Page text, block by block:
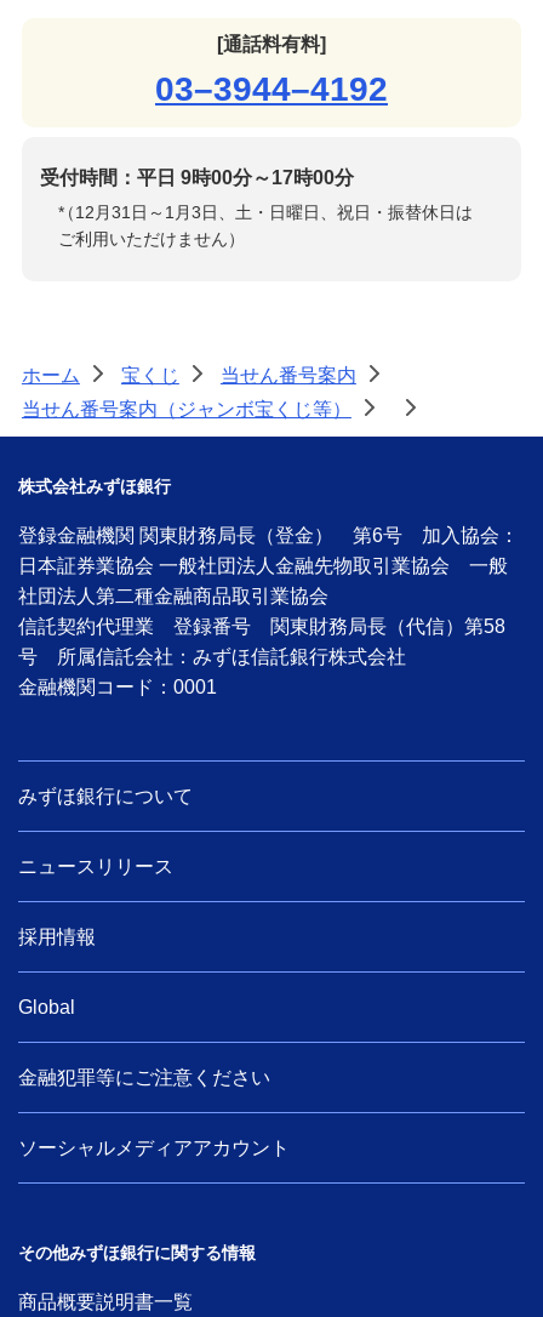
[通話料有料]
03–3944–4192
受付時間：平日 9時00分～17時00分
*
（12月31日～1月3日、土・日曜日、祝日・振替休日は
ご利用いただけません）
ホーム > 宝くじ > 当せん番号案内
>
当せん番号案内（ジャンボ宝くじ等）
> >
株式会社みずほ銀行
登録金融機関 関東財務局長（登金） 第6号 加入協会：
日本証券業協会 一般社団法人金融先物取引業協会 一般
社団法人第二種金融商品取引業協会
信託契約代理業 登録番号 関東財務局長（代信）第58
号 所属信託会社：みずほ信託銀行株式会社
金融機関コード：0001
みずほ銀行について
ニュースリリース
採用情報
Global
金融犯罪等にご注意ください
ソーシャルメディアアカウント
その他みずほ銀行に関する情報
商品概要説明書一覧